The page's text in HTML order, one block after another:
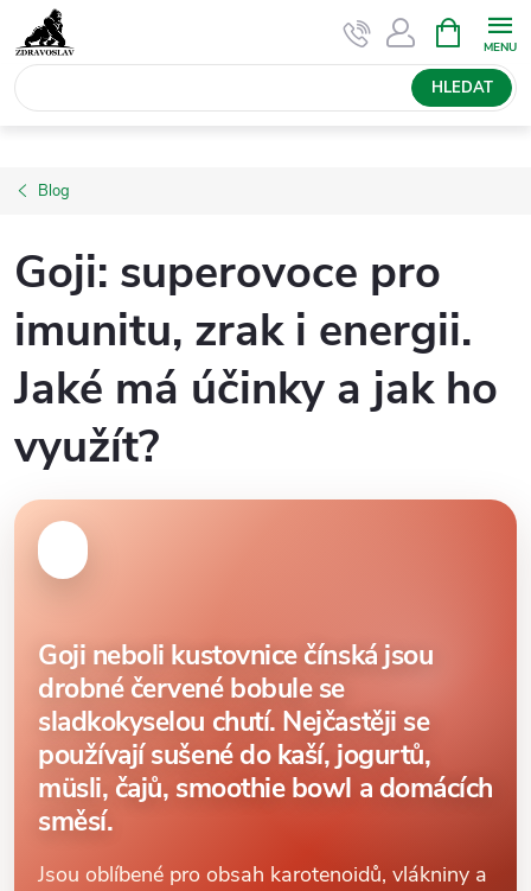
na
obsah
HLEDAT
NÁKUPNÍ
KOŠÍK
Blog
Goji: superovoce pro
imunitu, zrak i energii.
Jaké má účinky a jak ho
využít?
Goji neboli kustovnice čínská jsou
drobné červené bobule se
sladkokyselou chutí. Nejčastěji se
používají sušené do kaší, jogurtů,
müsli, čajů, smoothie bowl a domácích
směsí.
Jsou oblíbené pro obsah karotenoidů, vlákniny a